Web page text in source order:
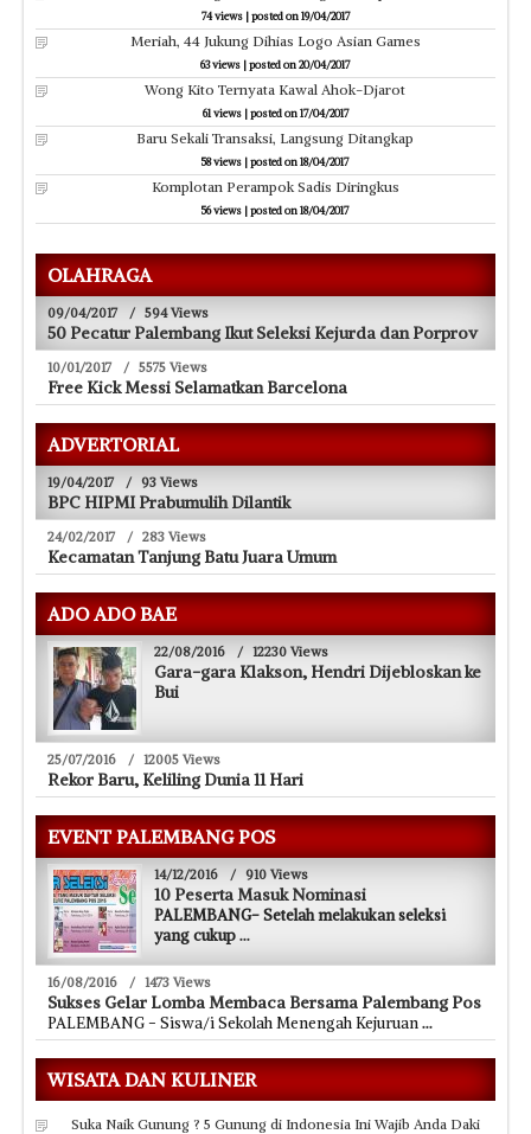
74 views|posted on 19/04/2017
Meriah, 44 Jukung Dihias Logo Asian Games
63 views |posted on 20/04/2017
Wong Kito Ternyata Kawal Ahok-Djarot
61 views|posted on 17/04/2017
Baru Sekali Transaksi, Langsung Ditangkap
58 views |posted on 18/04/2017
Komplotan Perampok Sadis Diringkus
56 views |posted on 18/04/2017
OLAHRAGA
09/04/2017 / 594 Views
50 Pecatur Palembang Ikut Seleksi Kejurda dan Porprov
10/01/2017 / 5575 Views
Free Kick Messi Selamatkan Barcelona
ADVERTORIAL
19/04/2017 / 93 Views
BPC HIPMI Prabumulih Dilantik
24/02/2017 / 283 Views
Kecamatan Tanjung Batu Juara Umum
ADO ADO BAE
22/08/2016 / 12230 Views
Gara-gara Klakson, Hendri Dijebloskan ke
Bui
25/07/2016 / 12005 Views
Rekor Baru, Keliling Dunia 11 Hari
EVENT PALEMBANG POS
14/12/2016 / 910 Views
10 Peserta Masuk Nominasi
PALEMBANG- Setelah melakukan seleksi
yang cukup...
16/08/2016 / 1473 Views
Sukses Gelar Lomba Membaca Bersama Palembang Pos
PALEMBANG - Siswa/i Sekolah Menengah Kejuruan...
WISATA DAN KULINER
Suka Naik Gunung ? 5 Gunung di Indonesia Ini Wajib Anda Daki